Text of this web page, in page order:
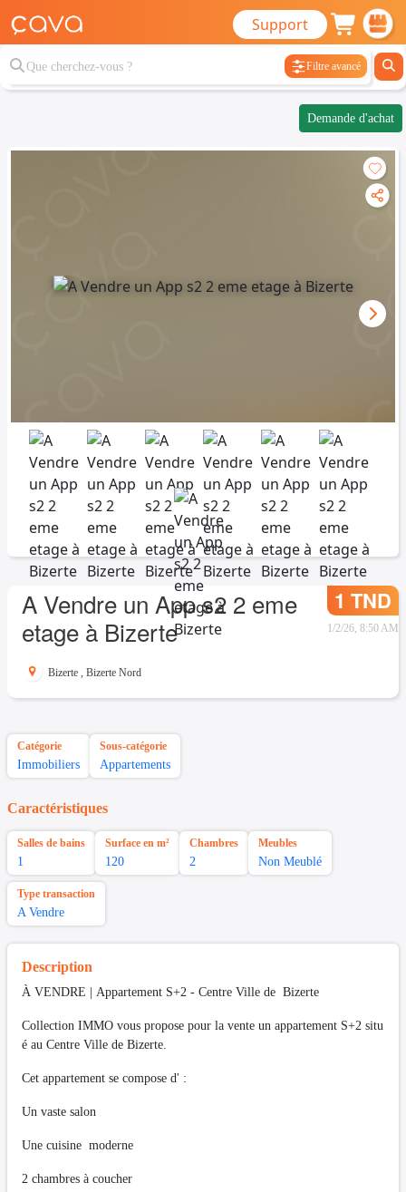
Support
Filtre avancé
Demande d'achat
A Vendre un App s2 2 eme
etage à Bizerte
1 TND
1/2/26, 8:50 AM
Bizerte , Bizerte Nord
Catégorie
Immobiliers
Sous-catégorie
Appartements
Caractéristiques
Salles de bains
1
Surface en m²
120
Chambres
2
Meubles
Non Meublé
Type transaction
A Vendre
Description
À VENDRE | Appartement S+2 - Centre Ville de Bizerte
Collection IMMO vous propose pour la vente un appartement S+2 situ
é au Centre Ville de Bizerte.
Cet appartement se compose d' :
Un vaste salon
Une cuisine moderne
2 chambres à coucher